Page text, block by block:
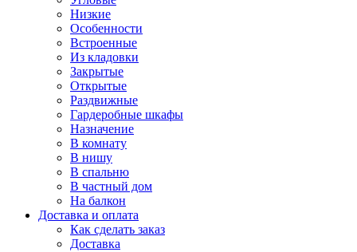
Низкие
Особенности
Встроенные
Из кладовки
Закрытые
Открытые
Раздвижные
Гардеробные шкафы
Назначение
В комнату
В нишу
В спальню
В частный дом
На балкон
Доставка и оплата
Как сделать заказ
Доставка